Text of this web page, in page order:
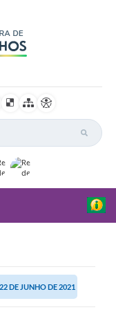
DE JUNHO DE 2021